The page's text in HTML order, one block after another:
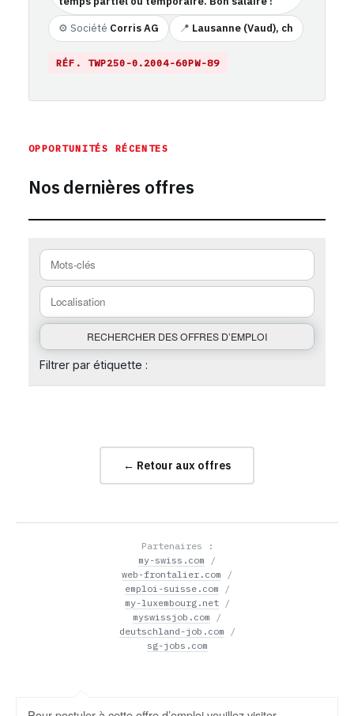
⚙️ Société Corris AG 📍 Lausanne (Vaud), ch
RÉF. TWP250-0.2004-60PW-89
OPPORTUNITÉS RÉCENTES
Nos dernières offres
Filtrer par étiquette :
← Retour aux offres
Partenaires :
my-swiss.com /
web-frontalier.com /
emploi-suisse.com /
my-luxembourg.net/
myswissjob.com /
deutschland-job.com /
sg-jobs.com